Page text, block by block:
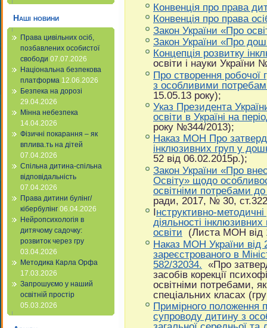
Наші новини
Права цивільних осіб,
позбавлених особистої
свободи 07.07.2026
Національна безпекова
платформа 12.06.2026
Безпека на дорозі
29.04.2026
Мінна небезпека
14.04.2026
Фізичні покарання – як
вплива.ть на дітей
07.04.2026
Спільна дитина-спільна
відповідальність
07.04.2026
Права дитини булінг/
кібербулінг 06.04.2026
Нейропсихологія в
дитячому садочку:
розвиток через гру
03.04.2026
Методика Карла Орфа
17.03.2026
Запрошуємо у наший
освітній простір
05.03.2026
Конвенція про права
Конвенція про права
Закон України «Про
Закон України «Про
Концепція розвитку
освіти і науки України
Про створення робочої
з особливими
15.05.13 року);
Указ Президента
освіти в Україні на
року №344/2013);
Наказ МОН Про
інклюзивних груп у
52 від 06.02.2015р.);
Закон України «Про
Освіту» щодо
освітніми потребами до
ради, 2017, № 30,
Інструктивно-методичні
діяльності
освіти (Листа МОН від
Наказ МОН України від
зареєстрованого в
582/32034. «Про
засобів корекції
освітніми потребами,
спеціальних класах
Примірного положення
супроводу дитину з